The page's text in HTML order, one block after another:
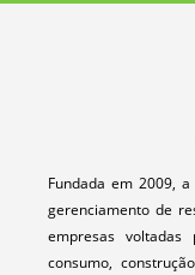
VENDA DE APARAS DE
DESCARACTERIZAÇÃO
COMPRA E VENDA DE
SUCATA DE FERRO
Fundada em 2009,
gerenciamento de
empresas
consumo,